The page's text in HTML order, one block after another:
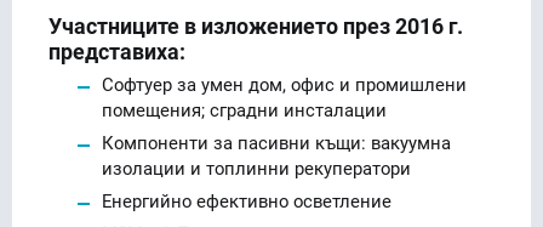
Участниците в изложението през 2016 г.
представиха:
Софтуер за умен дом, офис и промишлени
помещения; сградни инсталации
Компоненти за пасивни къщи: вакуумна
изолации и топлинни рекуператори
Енергийно ефективно осветление